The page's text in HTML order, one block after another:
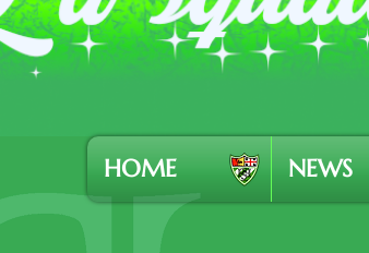
HOME NEWS